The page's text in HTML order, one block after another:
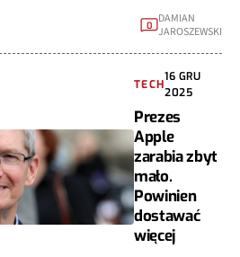
0
DAMIAN
JAROSZEWSKI
TECH
16 GRU
2025
Prezes
Apple
zarabia zbyt
mało.
Powinien
dostawać
więcej